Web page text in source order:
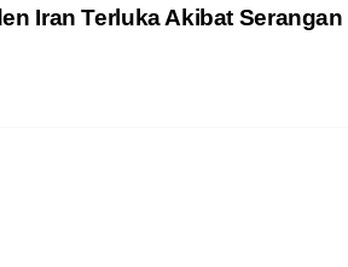
Iran Terluka Akibat Serangan